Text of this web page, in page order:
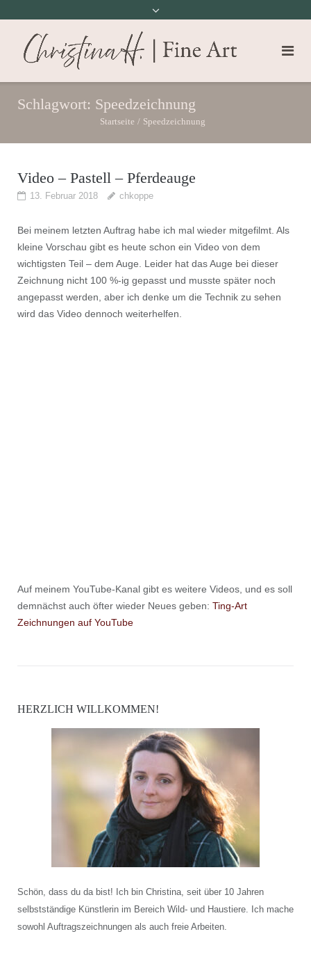
Schlagwort: Speedzeichnung
Startseite / Speedzeichnung
Video – Pastell – Pferdeauge
13. Februar 2018 chkoppe
Bei meinem letzten Auftrag habe ich mal wieder mitgefilmt. Als
kleine Vorschau gibt es heute schon ein Video von dem
wichtigsten Teil – dem Auge. Leider hat das Auge bei dieser
Zeichnung nicht 100 %-ig gepasst und musste später noch
angepasst werden, aber ich denke um die Technik zu sehen
wird das Video dennoch weiterhelfen.
Auf meinem YouTube-Kanal gibt es weitere Videos, und es soll
demnächst auch öfter wieder Neues geben: Ting-Art
Zeichnungen auf YouTube
HERZLICH WILLKOMMEN!
Schön, dass du da bist! Ich bin Christina, seit über 10 Jahren
selbstständige Künstlerin im Bereich Wild- und Haustiere. Ich mache
sowohl Auftragszeichnungen als auch freie Arbeiten.